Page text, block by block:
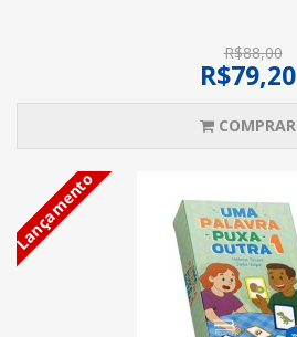
R$88,00
R$79,20
COMPRAR
Lançamento